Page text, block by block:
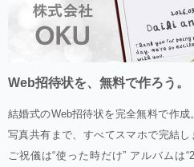
Web招待状を、無料で作ろう。
結婚式のWeb招待状を完全無料で作
写真共有まで、すべてスマホで完結し
ご祝儀は“使った時だけ” アルバムは